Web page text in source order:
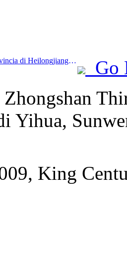
Prev:Qitaihe, nella provincia di Heilongjiang, ha emanato il primo regolamento nazionale sul settore del ghiaccio e della neve, incoraggiando l'integrazione dell'intelligenza artificiale negli sport su ghiaccio e neve.
Go
Yihua,
King